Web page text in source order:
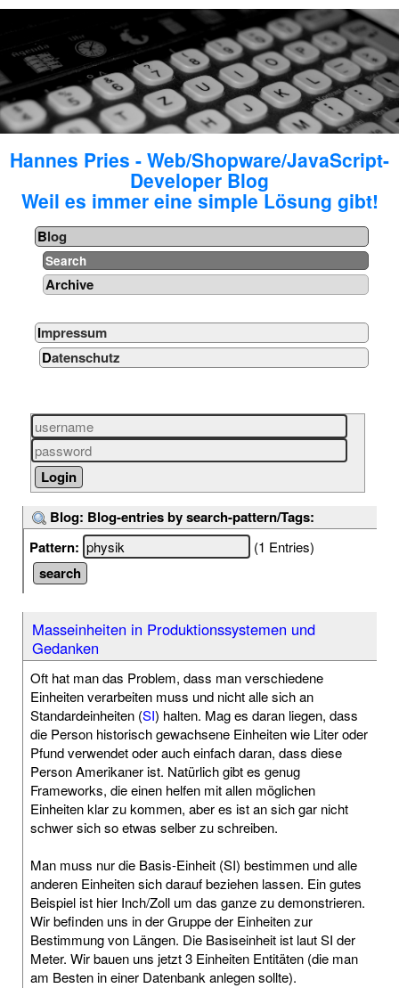
Hannes Pries - Web/Shopware/JavaScript-
Developer Blog
Weil es immer eine simple Lösung gibt!
Blog
Search
Archive
Impressum
Datenschutz
Blog: Blog-entries by search-pattern/Tags:
Pattern:
(1 Entries)
Masseinheiten in Produktionssystemen und
Gedanken
Oft hat man das Problem, dass man verschiedene
Einheiten verarbeiten muss und nicht alle sich an
Standardeinheiten (SI) halten. Mag es daran liegen, dass
die Person historisch gewachsene Einheiten wie Liter oder
Pfund verwendet oder auch einfach daran, dass diese
Person Amerikaner ist. Natürlich gibt es genug
Frameworks, die einen helfen mit allen möglichen
Einheiten klar zu kommen, aber es ist an sich gar nicht
schwer sich so etwas selber zu schreiben.
Man muss nur die Basis-Einheit (SI) bestimmen und alle
anderen Einheiten sich darauf beziehen lassen. Ein gutes
Beispiel ist hier Inch/Zoll um das ganze zu demonstrieren.
Wir befinden uns in der Gruppe der Einheiten zur
Bestimmung von Längen. Die Basiseinheit ist laut SI der
Meter. Wir bauen uns jetzt 3 Einheiten Entitäten (die man
am Besten in einer Datenbank anlegen sollte).